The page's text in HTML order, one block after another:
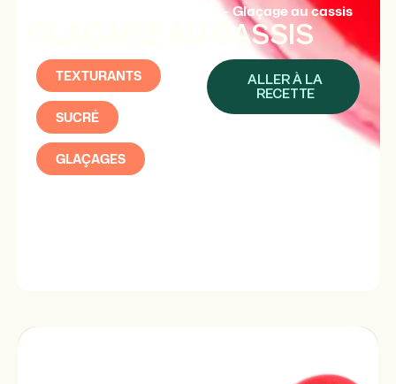
-Glaçage au cassis
GLAÇAGE AU CASSIS
TEXTURANTS
SUCRÉ
GLAÇAGES
ALLER À LA
RECETTE